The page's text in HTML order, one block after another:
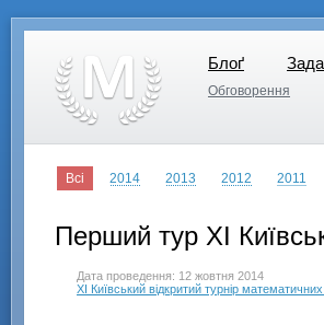
Блоґ
Блоґ
Обговорення
Обговорення
Всі 2014 2013 2012 2011
Перший тур XI
Дата проведення: 12 жовтня 2014
XI Київський відкритий турнір математичних